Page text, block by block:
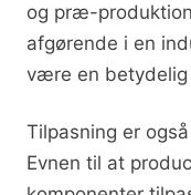
og præ-
afgørende i en
være en betydelig
Tilpasning er
Evnen til at